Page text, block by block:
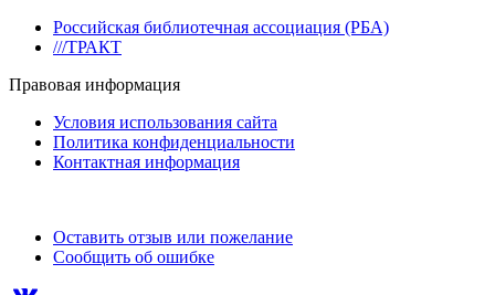
Российская библиотечная ассоциация (РБА)
///ТРАКТ
Правовая информация
Условия использования сайта
Политика конфиденциальности
Контактная информация
Оставить отзыв или пожелание
Сообщить об ошибке